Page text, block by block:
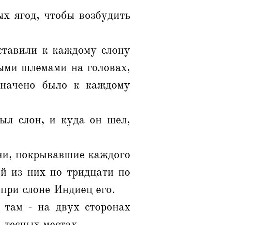
ягод, чтобы возбудить
к каждому слону
шлемами на головах,
было к каждому
слон, и куда он шел,
покрывавшие каждого
из них по тридцати по
слоне Индиец его.
там - на двух сторонах